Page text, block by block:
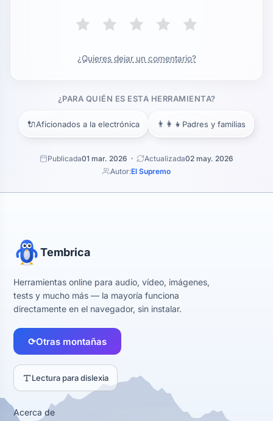
¿Quieres dejar un comentario?
¿PARA QUIÉN ES ESTA HERRAMIENTA?
🔌Aficionados a la electrónica 👨‍👩‍👧 Padres y familias
Publicada01 mar. 2026 Actualizada02 may. 2026
Autor:El Supremo
Tembrica
Herramientas online para audio, vídeo, imágenes,
tests y mucho más — la mayoría funciona
directamente en el navegador, sin instalar.
⟳Otras montañas
Lectura para dislexia
Acerca de